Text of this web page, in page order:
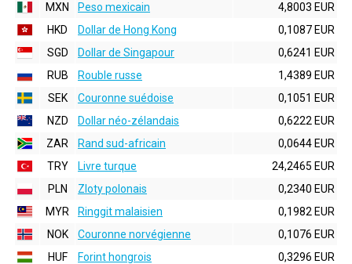
MXN
Peso mexicain
4,8003 EUR
HKD
Dollar de Hong Kong
0,1087 EUR
SGD
Dollar de Singapour
0,6241 EUR
RUB
Rouble russe
1,4389 EUR
SEK
Couronne suédoise
0,1051 EUR
NZD
Dollar néo-zélandais
0,6222 EUR
ZAR
Rand sud-africain
0,0644 EUR
TRY
Livre turque
24,2465 EUR
PLN
Zloty polonais
0,2340 EUR
MYR
Ringgit malaisien
0,1982 EUR
NOK
Couronne norvégienne
0,1076 EUR
HUF
Forint hongrois
0,3296 EUR